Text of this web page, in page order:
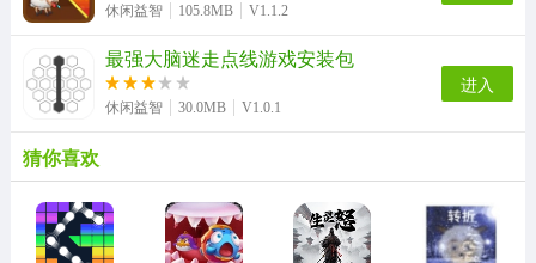
休闲益智 105.8MB V1.1.2
最强大脑迷走点线游戏安装包
休闲益智 30.0MB V1.0.1
进入
猜你喜欢